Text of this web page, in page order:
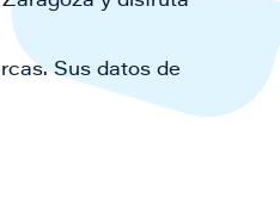
Sus datos de